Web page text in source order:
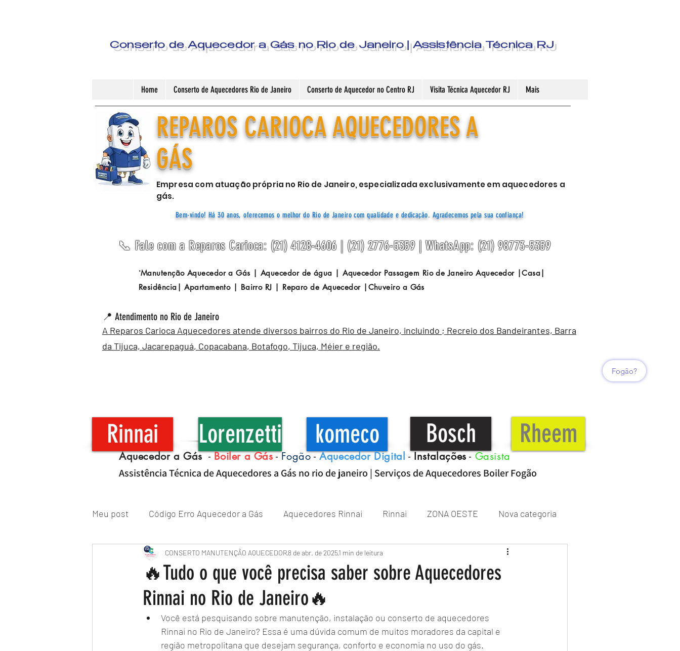
Conserto de Aquecedor a Gás no Rio de Janeiro | Assistência Técnica RJ
Home Conserto de Aquecedores Rio de Janeiro Conserto de Aquecedor no Centro RJ Visita Técnica Aquecedor RJ Mais
REPAROS CARIOCA AQUECEDORES A
GÁS
Empresa com atuação própria no Rio de Janeiro, especializada exclusivamente em aquecedores a
gás.
Bem-vindo! Há 30 anos, oferecemos o melhor do Rio de Janeiro com qualidade e dedicação. Agradecemos pela sua confiança!
📞 Fale com a Reparos Carioca: (21) 4128-4606 | (21) 2776-5359 | WhatsApp: (21) 98773-5359
"Manutenção Aquecedor a Gás | Aquecedor de água | Aquecedor Passagem Rio de Janeiro Aquecedor |Casa|
Residência| Apartamento | Bairro RJ | Reparo de Aquecedor |Chuveiro a Gás
📍 Atendimento no Rio de Janeiro
A Reparos Carioca Aquecedores atende diversos bairros do Rio de Janeiro, incluindo ; Recreio dos Bandeirantes, Barra
da Tijuca, Jacarepaguá, Copacabana, Botafogo, Tijuca, Méier e região.
Fogão?
Rinnai Lorenzetti komeco Bosch Rheem
Aquecedor a Gás-Boiler a Gás-Fogão-Aquecedor Digital -Instalações-Gasista
Assistência Técnica de Aquecedores a Gás no rio de janeiro | Serviços de Aquecedores Boiler Fogão
Meu post Código Erro Aquecedor a Gás Aquecedores Rinnai Rinnai ZONA OESTE Nova categoria
"ZONA NORTE RJ" Conserto|Aquecedor Próximo de Rio de janeiro
Reparo de Aquecedor a Gás Zona sul RJ aquecedor
🔥Tudo o que você precisa saber sobre Aquecedores
Rinnai no Rio de Janeiro🔥
CONSERTO MANUTENÇÃO AQUECEDOR8 de abr. de 20251 min de leitura
Você está pesquisando sobre manutenção, instalação ou conserto de aquecedores
Rinnai no Rio de Janeiro? Essa é uma dúvida comum de muitos moradores da capital e
região metropolitana que desejam segurança, conforto e economia no uso do gás.